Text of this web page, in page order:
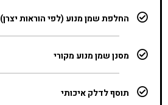
החלפת שמן מנוע (לפי הוראות יצרן)
מסנן שמן מנוע מקורי
תוסף לדלק איכותי